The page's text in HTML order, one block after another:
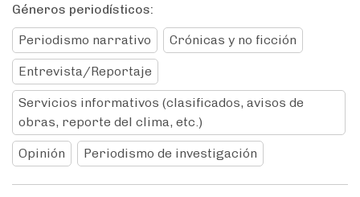
Géneros periodísticos:
Periodismo narrativo
Crónicas y no ficción
Entrevista/Reportaje
Servicios informativos (clasificados, avisos de
obras, reporte del clima, etc.)
Opinión Periodismo de investigación